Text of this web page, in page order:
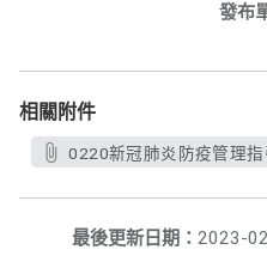
發布
相關附件
0220新冠肺炎防疫管理
最後更新日期： 2023-